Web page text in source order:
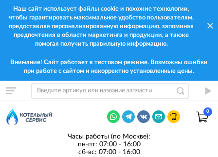
Наш сайт использует файлы cookie и похожие технологии,
чтобы гарантировать максимальное удобство пользователям,
предоставляя персонализированную информацию, запоминая
предпочтения в области маркетинга и продукции, а также
помогая получить правильную информацию.
Внимание! Сайт работает в тестовом режиме. Возможны ошибки
при работе с сайтом и некорректно установленные цены.
0
Часы работы (по Москве):
пн-пт: 07:00 - 16:00
сб-вс: 07:00 - 16:00